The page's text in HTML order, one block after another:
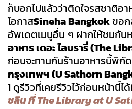
ก็บอกไปแล้วว่าติดใจรสชาติอ
โอกาสSineha Bangkokขอก
อัพเดตเมนูอื่น ๆ ฝากให้ชมกัน
อาหาร เดอะ ไลบรารี่ (The
ก่อนจะทานกันร้านอาหารนี้พิกั
กรุงเทพฯ (U Sathorn
1 ดูรีวิวที่เคยรีวิวไว้ก่อนหน้านี้ไ
ชลิน ที่ The Library at U